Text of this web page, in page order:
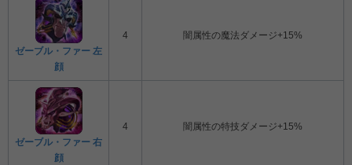
ゼーブル・ファー 左
顔
4 闇属性の魔法ダメージ+15%
ゼーブル・ファー 右
顔
4 闇属性の特技ダメージ+15%